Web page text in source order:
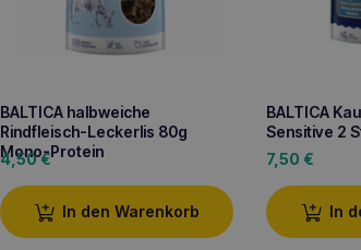
BALTICA halbweiche
Rindfleisch-Leckerlis 80g
Mono-Protein
4,50€
In den Warenkorb
BALTICA
Sensitive 2
7,50 €
In